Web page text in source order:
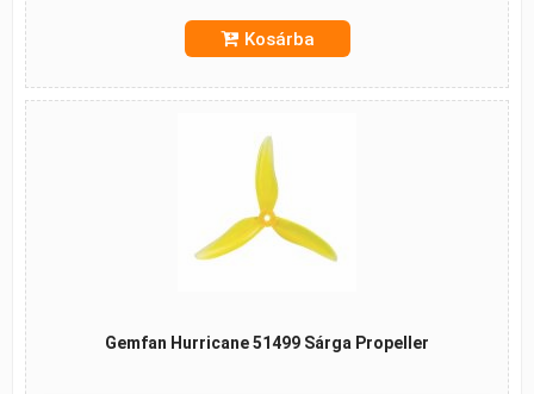
Kosárba
Gemfan Hurricane 51499 Sárga Propeller